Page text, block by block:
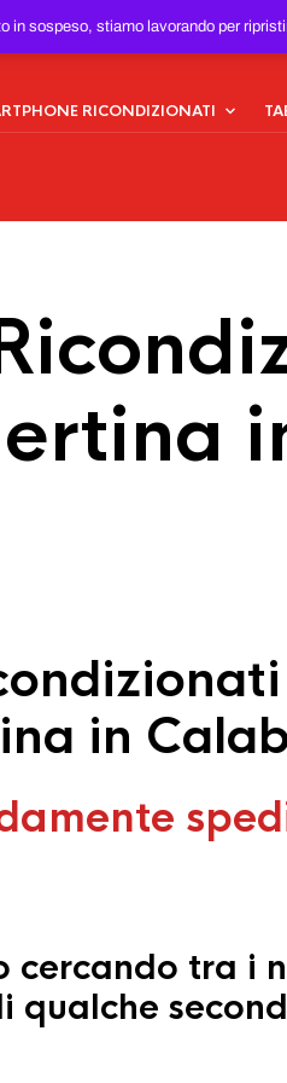
in sospeso, stiamo lavorando per
RICONDIZIONATI
in
cercando tra i
qualche